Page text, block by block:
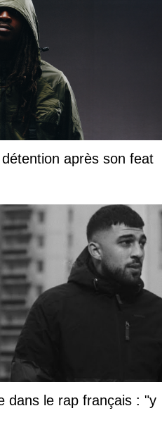
après son feat
dans le rap français : "y